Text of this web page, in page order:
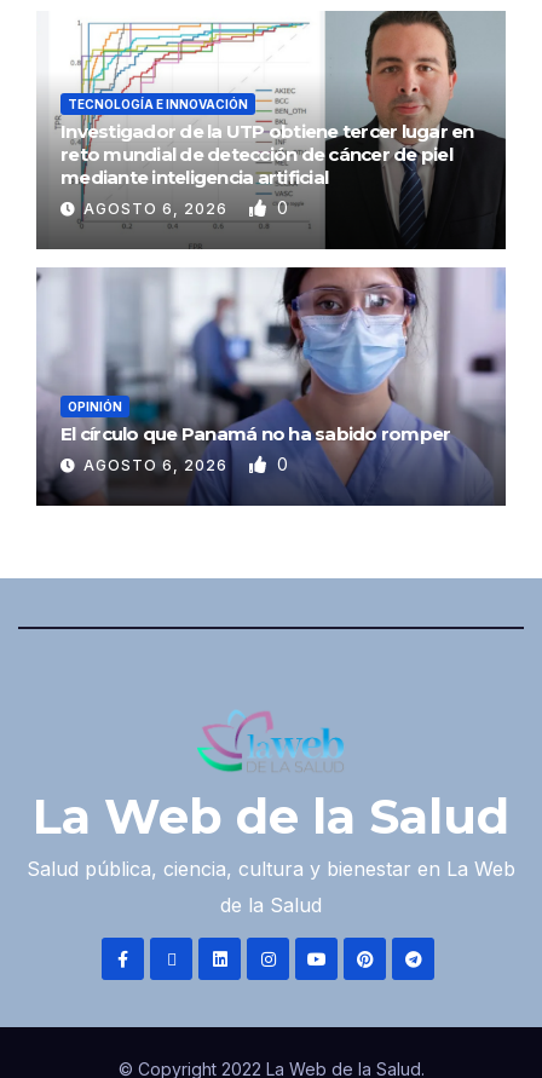
TECNOLOGÍA E INNOVACIÓN
Investigador de la UTP obtiene tercer lugar en
reto mundial de detección de cáncer de piel
mediante inteligencia artificial
AGOSTO 6, 2026 0
OPINIÓN
El círculo que Panamá no ha sabido romper
AGOSTO 6, 2026 0
La Web de la Salud
Salud pública, ciencia, cultura y bienestar en La Web
de la Salud
© Copyright 2022 La Web de la Salud.